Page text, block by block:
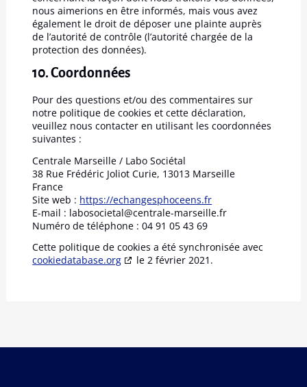
nous aimerions en être informés, mais vous avez
également le droit de déposer une plainte auprès
de l’autorité de contrôle (l’autorité chargée de la
protection des données).
10. Coordonnées
Pour des questions et/ou des commentaires sur
notre politique de cookies et cette déclaration,
veuillez nous contacter en utilisant les coordonnées
suivantes :
Centrale Marseille / Labo Sociétal
38 Rue Frédéric Joliot Curie, 13013 Marseille
France
Site web : https://echangesphoceens.fr
E-mail : labosocietal@centrale-marseille.fr
Numéro de téléphone : 04 91 05 43 69
Cette politique de cookies a été synchronisée avec
cookiedatabase.org
le 2 février 2021.